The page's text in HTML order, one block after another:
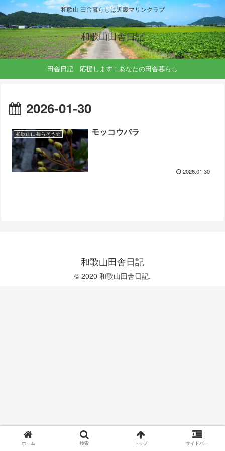
和歌山 田舎暮らしは近畿マリンクラブ
和歌山田舎日記
田舎日記 応援します！あなたの田舎暮らし
2026-01-30
和歌山に暮らそう☆ モッコウバラ
2026.01.30
和歌山田舎日記
© 2020 和歌山田舎日記.
ホーム 検索 トップ サイドバー